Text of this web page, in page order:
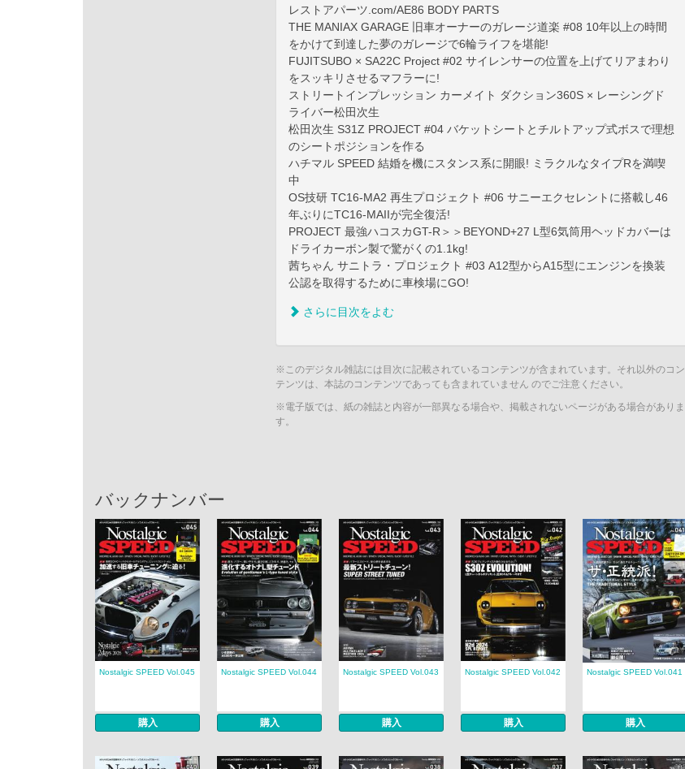
レストアパーツ.com/AE86 BODY PARTS
THE MANIAX GARAGE 旧車オーナーのガレージ道楽 #08 10年以上の時間
をかけて到達した夢のガレージで6輪ライフを堪能!
FUJITSUBO × SA22C Project #02 サイレンサーの位置を上げてリアまわり
をスッキリさせるマフラーに!
ストリートインプレッション カーメイト ダクション360S × レーシングド
ライバー松田次生
松田次生 S31Z PROJECT #04 バケットシートとチルトアップ式ボスで理想
のシートポジションを作る
ハチマル SPEED 結婚を機にスタンス系に開眼! ミラクルなタイプRを満喫
中
OS技研 TC16-MA2 再生プロジェクト #06 サニーエクセレントに搭載し46
年ぶりにTC16-MAIIが完全復活!
PROJECT 最強ハコスカGT-R＞＞BEYOND+27 L型6気筒用ヘッドカバーは
ドライカーボン製で驚がくの1.1kg!
茜ちゃん サニトラ・プロジェクト #03 A12型からА15型にエンジンを換装
公認を取得するために車検場にGO!
さらに目次をよむ
※このデジタル雑誌には目次に記載されているコンテンツが含まれています。それ以外のコン
テンツは、本誌のコンテンツであっても含まれていません のでご注意ください。
※電子版では、紙の雑誌と内容が一部異なる場合や、掲載されないページがある場合がありま
す。
バックナンバー
Nostalgic SPEED Vol.045
購入
Nostalgic SPEED Vol.044
購入
Nostalgic SPEED Vol.043
購入
Nostalgic SPEED Vol.042
購入
Nostalgic SPEED Vol.041
購入